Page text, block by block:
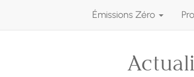
Émissions Zéro